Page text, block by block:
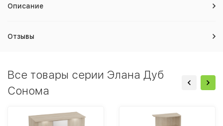
Описание
Отзывы
Все товары серии Элана Дуб
Сонома